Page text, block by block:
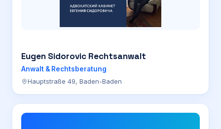
Eugen Sidorovic Rechtsanwalt
Anwalt & Rechtsberatung
Hauptstraße 49, Baden-Baden